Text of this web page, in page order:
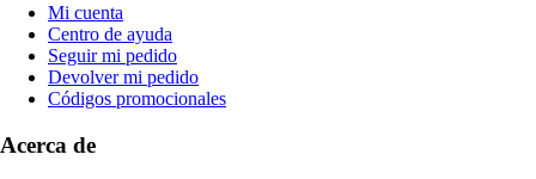
Mi cuenta
Centro de ayuda
Seguir mi pedido
Devolver mi pedido
Códigos promocionales
Acerca de